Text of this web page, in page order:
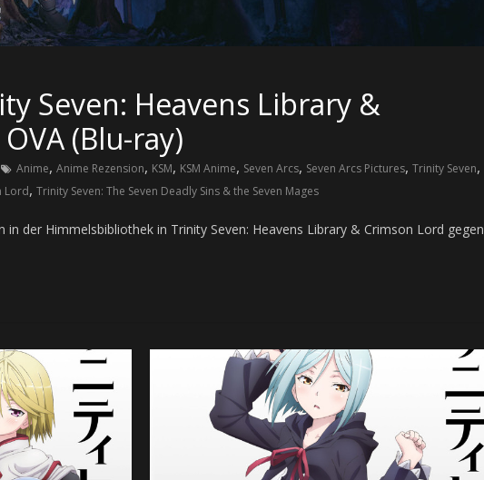
Seven: Heavens Library &
(Blu-ray)
Anime, Anime Rezension, KSM, KSM Anime, Seven Arcs, Seven Arcs Pictures, Trinity Seven,
Lord, Trinity Seven: The Seven Deadly Sins & the Seven Mages
in der Himmelsbibliothek in Trinity Seven: Heavens Library & Crimson Lord gegen